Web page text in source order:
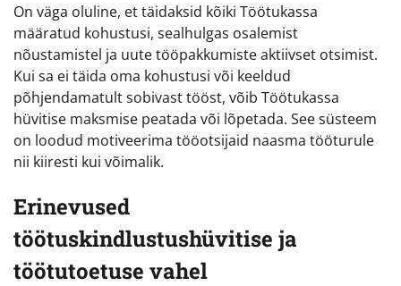
On väga oluline, et täidaksid kõiki Töötukassa
määratud kohustusi, sealhulgas osalemist
nõustamistel ja uute tööpakkumiste aktiivset otsimist.
Kui sa ei täida oma kohustusi või keeldud
põhjendamatult sobivast tööst, võib Töötukassa
hüvitise maksmise peatada või lõpetada. See süsteem
on loodud motiveerima tööotsijaid naasma tööturule
nii kiiresti kui võimalik.
Erinevused
töötuskindlustushüvitise ja
töötutoetuse vahel